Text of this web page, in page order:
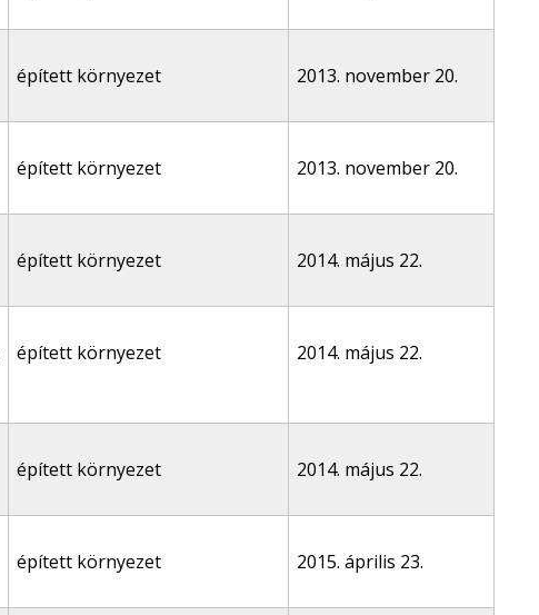
épített környezet 2013. november 20.
épített környezet 2013. november 20.
épített környezet 2014. május 22.
épített környezet 2014. május 22.
épített környezet 2014. május 22.
épített környezet 2015. április 23.